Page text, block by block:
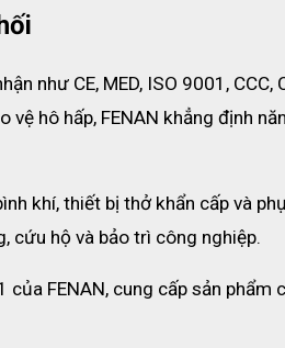
định, dễ bảo trì.
như CE, MED, ISO 9001, CCC,
hô hấp, FENAN khẳng định
khí, thiết bị thở khẩn cấp và
cứu hộ và bảo trì công nghiệp.
của FENAN, cung cấp sản phẩm